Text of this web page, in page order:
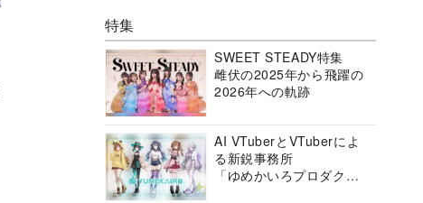
特集
SWEET STEADY特集
雌伏の2025年から飛躍の
2026年への軌跡
AI VTuberとVTuberによ
る新鋭事務所
「ゆめかいろプロダクシ